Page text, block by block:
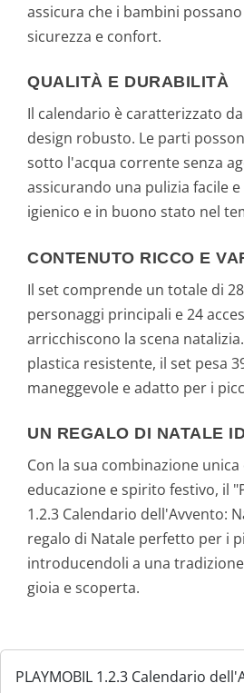
assicura che i bambini
sicurezza e confort.
QUALITÀ E DURABILITÀ
Il calendario è caratterizzato
design robusto. Le parti
sotto l'acqua corrente senza
assicurando una pulizia facile
igienico e in buono stato nel
CONTENUTO RICCO E
Il set comprende un totale di
personaggi principali e 24
arricchiscono la scena
plastica resistente, il set pesa
maneggevole e adatto per i
UN REGALO DI NATALE
Con la sua combinazione
educazione e spirito festivo, il
1.2.3 Calendario dell'Avvento:
regalo di Natale perfetto per i
introducendoli a una
gioia e scoperta.
PLAYMOBIL 1.2.3 Calendario